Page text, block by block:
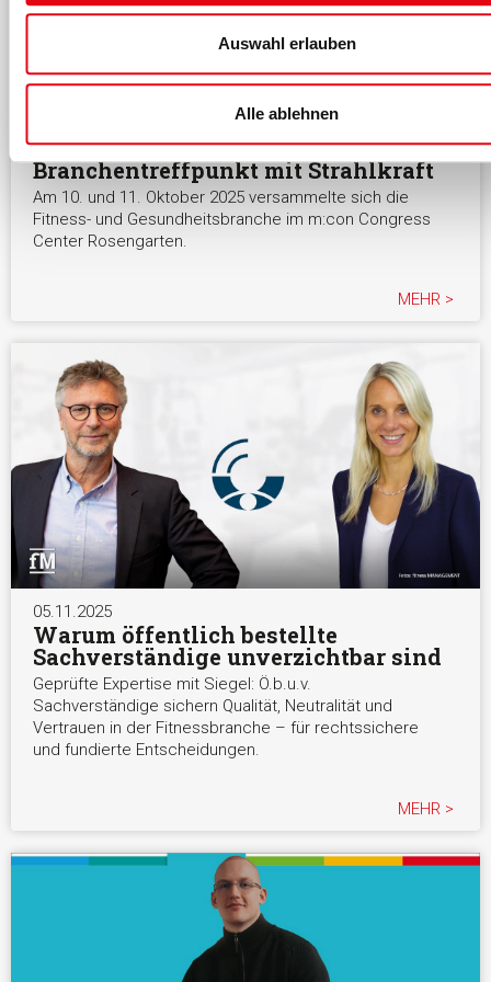
Auswahl erlauben
Alle ablehnen
Aufstiegskongress 2025:
Branchentreffpunkt mit Strahlkraft
Am 10. und 11. Oktober 2025 versammelte sich die
Fitness- und Gesundheitsbranche im m:con Congress
Center Rosengarten.
MEHR >
05.11.2025
Warum öffentlich bestellte
Sachverständige unverzichtbar sind
Geprüfte Expertise mit Siegel: Ö.b.u.v.
Sachverständige sichern Qualität, Neutralität und
Vertrauen in der Fitnessbranche – für rechtssichere
und fundierte Entscheidungen.
MEHR >